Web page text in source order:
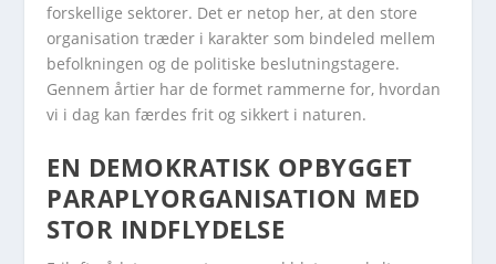
forskellige sektorer. Det er netop her, at den store
organisation træder i karakter som bindeled mellem
befolkningen og de politiske beslutningstagere.
Gennem årtier har de formet rammerne for, hvordan
vi i dag kan færdes frit og sikkert i naturen.
EN DEMOKRATISK OPBYGGET
PARAPLYORGANISATION MED
STOR INDFLYDELSE